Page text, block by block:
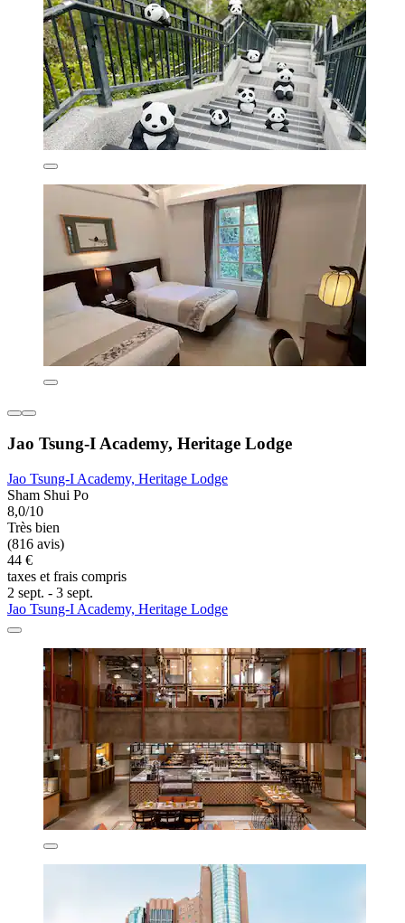
Jao Tsung-I Academy, Heritage Lodge
Jao Tsung-I Academy, Heritage Lodge
Sham Shui Po
8,0/10
Très bien
(816 avis)
44 €
taxes et frais compris
2 sept. - 3 sept.
Jao Tsung-I Academy, Heritage Lodge